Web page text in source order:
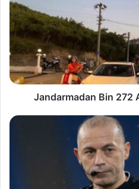
Jandarmadan Bin 272